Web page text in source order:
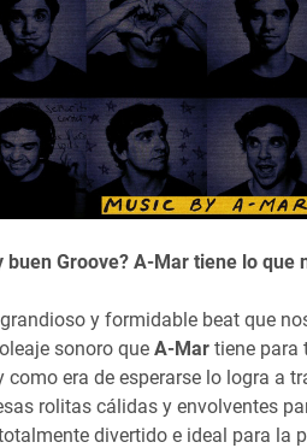
buen Groove? A-Mar tiene lo que
y formidable beat que
sonoro que A-Mar tiene para
era de esperarse lo logra a
rolitas cálidas y envolventes
divertido e ideal para la